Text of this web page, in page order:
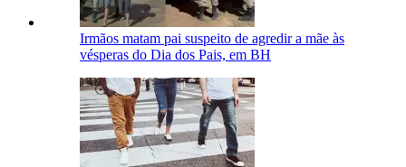
Irmãos matam pai suspeito de agredir a mãe às
vésperas do Dia dos Pais, em BH